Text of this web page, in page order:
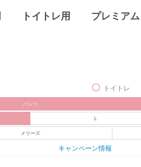
トイトレ用 プレミアム
トイトレ
パンツ
L
メリーズ
キャンペーン情報